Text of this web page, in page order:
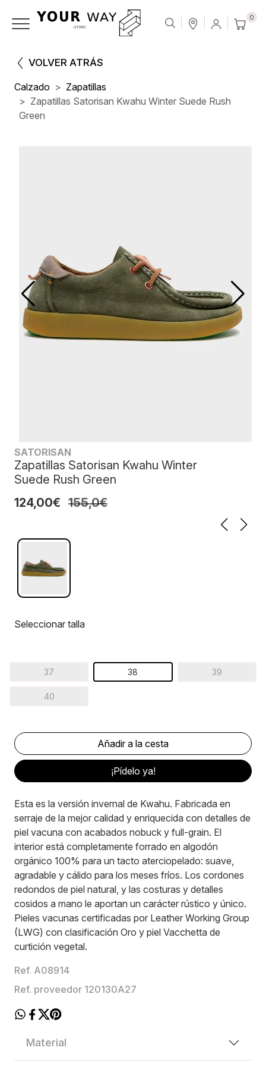
0
VOLVER ATRÁS
Calzado
Zapatillas
Zapatillas Satorisan Kwahu Winter Suede Rush
Green
SATORISAN
Zapatillas Satorisan Kwahu Winter
Suede Rush Green
124,00€ 155,0€
Seleccionar talla
37 38 39
40
¡Pídelo ya!
Esta es la versión invernal de Kwahu. Fabricada en
serraje de la mejor calidad y enriquecida con detalles de
piel vacuna con acabados nobuck y full-grain. El
interior está completamente forrado en algodón
orgánico 100% para un tacto aterciopelado: suave,
agradable y cálido para los meses fríos. Los cordones
redondos de piel natural, y las costuras y detalles
cosidos a mano le aportan un carácter rústico y único.
Pieles vacunas certificadas por Leather Working Group
(LWG) con clasificación Oro y piel Vacchetta de
curtición vegetal.
Ref. A08914
Ref. proveedor 120130A27
Material